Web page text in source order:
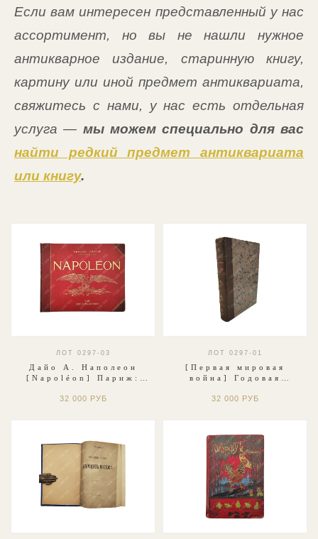
Если вам интересен представленный у нас
ассортимент, но вы не нашли нужное
антикварное издание, старинную книгу,
картину или иной предмет антиквариата,
свяжитесь с нами, у нас есть отдельная
услуга — мы можем специально для вас
найти редкий предмет антиквариата
или книгу.
ЛОТ 0297-03
Дайо А. Наполеон
[Napoléon] Париж:
1895.
32 000 РУБ
ЛОТ 0297-01
[Первая мировая
война] Годовая
Miroir».Октябрь 1914
32 000 РУБ